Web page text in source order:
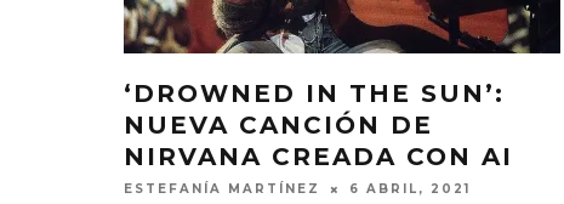
‘DROWNED IN THE SUN’:
NUEVA CANCIÓN DE
NIRVANA CREADA CON AI
ESTEFANÍA MARTÍNEZ 6 ABRIL, 2021